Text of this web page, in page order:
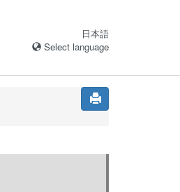
日本語
Select language